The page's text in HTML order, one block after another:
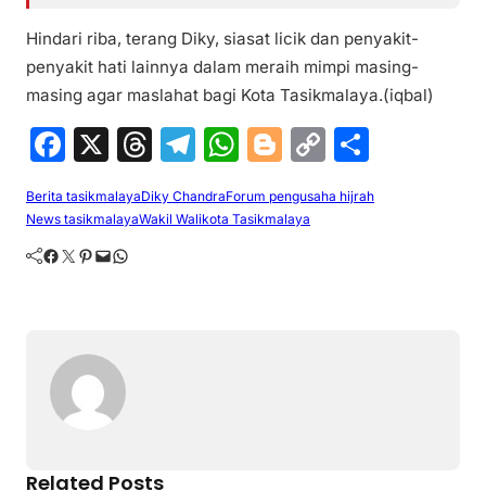
Hindari riba, terang Diky, siasat licik dan penyakit-
penyakit hati lainnya dalam meraih mimpi masing-
masing agar maslahat bagi Kota Tasikmalaya.(iqbal)
F
c
e
o
k
X
T
e
T
e
W
at
Bl
g
C
p ar
Berita tasikmalayaDiky ChandraForum pengusaha hijrah
News tasikmalayaWakil Walikota Tasikmalaya
Facebook Twitter Pinterest Mail WhatsApp
Related Posts